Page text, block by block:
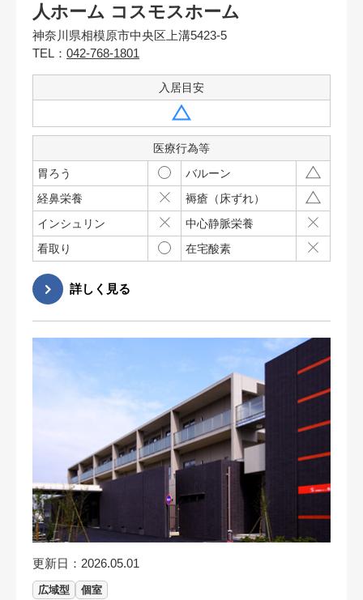
人ホーム コスモスホーム
神奈川県相模原市中央区上溝5423-5
TEL： 042-768-1801
入居目安
医療行為等
胃ろう
バルーン
経鼻栄養
褥瘡（床ずれ）
インシュリン
中心静脈栄養
看取り
在宅酸素
更新日：2026.05.01
広域型 個室